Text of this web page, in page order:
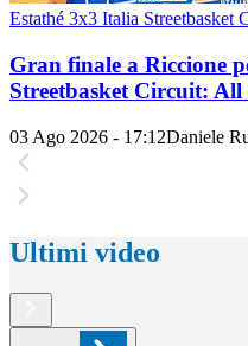
Estathé 3x3 Italia Streetbasket
Gran finale a Riccione
Streetbasket Circuit:
03 Ago 2026 - 17:12Daniele
Ultimi video